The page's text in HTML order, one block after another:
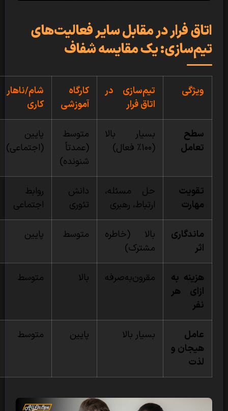
اتاق فرار در مقابل سایر فعالیت‌های
تیم‌سازی: یک مقایسه شفاف
ویژگی
تیم‌سازی در
اتاق فرار
کارگاه
آموزشی
شام/ناهار
کاری
سطح
تعامل
بسیار بالا
متوسط
(عمدتاً
شنونده)
پایین
(اجتماعی)
تقویت
مهارت
حل مسئله،
ارتباط، رهبری
دانش
تئوری
روابط
اجتماعی
ماندگاری
اثر
بالا (خاطره
مشترک)
متوسط پایین
هزینه به
ازای هر
نفر
مقرون‌به‌صرفه بالا متوسط
عامل
هیجان و
لذت
بسیار بالا پایین متوسط